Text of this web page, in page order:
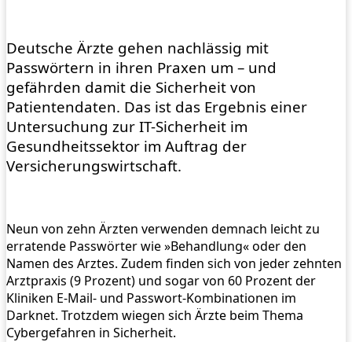
Deutsche Ärzte gehen nachlässig mit
Passwörtern in ihren Praxen um – und
gefährden damit die Sicherheit von
Patientendaten. Das ist das Ergebnis einer
Untersuchung zur IT-Sicherheit im
Gesundheitssektor im Auftrag der
Versicherungswirtschaft.
Neun von zehn Ärzten verwenden demnach leicht zu
erratende Passwörter wie »Behandlung« oder den
Namen des Arztes. Zudem finden sich von jeder zehnten
Arztpraxis (9 Prozent) und sogar von 60 Prozent der
Kliniken E-Mail- und Passwort-Kombinationen im
Darknet. Trotzdem wiegen sich Ärzte beim Thema
Cybergefahren in Sicherheit.